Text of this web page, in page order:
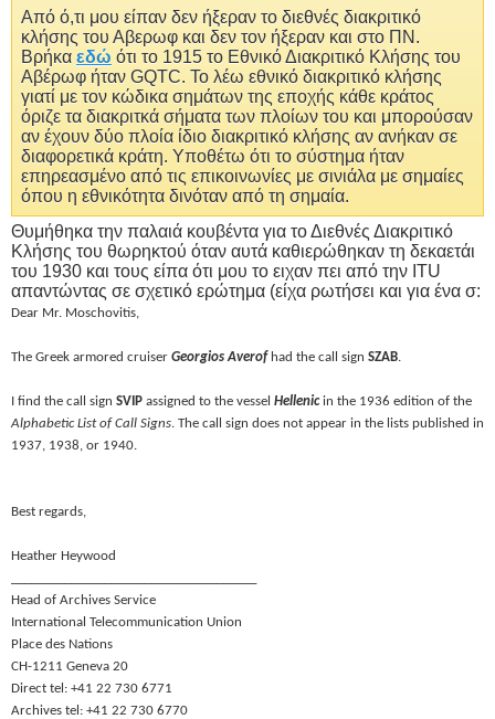
Από ό,τι μου είπαν δεν ήξεραν το διεθνές διακριτικό
κλήσης του Αβερωφ και δεν τον ήξεραν και στο ΠΝ.
Βρήκα εδώ ότι το 1915 το Εθνικό Διακριτικό Κλήσης του
Αβέρωφ ήταν GQTC. Το λέω εθνικό διακριτικό κλήσης
γιατί με τον κώδικα σημάτων της εποχής κάθε κράτος
όριζε τα διακριτκά σήματα των πλοίων του και μπορούσαν
αν έχουν δύο πλοία ίδιο διακριτικό κλήσης αν ανήκαν σε
διαφορετικά κράτη. Υποθέτω ότι το σύστημα ήταν
επηρεασμένο από τις επικοινωνίες με σινιάλα με σημαίες
όπου η εθνικότητα δινόταν από τη σημαία.
Θυμήθηκα την παλαιά κουβέντα για το Διεθνές Διακριτικό
Κλήσης του θωρηκτού όταν αυτά καθιερώθηκαν τη δεκαετάι
του 1930 και τους είπα ότι μου το ειχαν πει από την ITU
απαντώντας σε σχετικό ερώτημα (είχα ρωτήσει και για ένα σ:
Dear Mr. Moschovitis,
The Greek armored cruiser Georgios Averofhad the call sign SZAB.
I find the call sign SVIP assigned to the vessel Hellenicin the 1936 edition of the
Alphabetic List of Call Signs. The call sign does not appear in the lists published in
1937, 1938, or 1940.
Best regards,
Heather Heywood
Head of Archives Service
International Telecommunication Union
Place des Nations
CH-1211 Geneva 20
Direct tel: +41 22 730 6771
Archives tel: +41 22 730 6770